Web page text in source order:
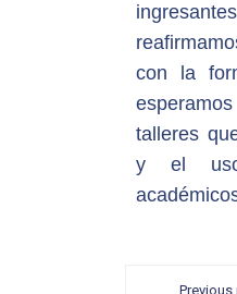
con la
talleres
y el